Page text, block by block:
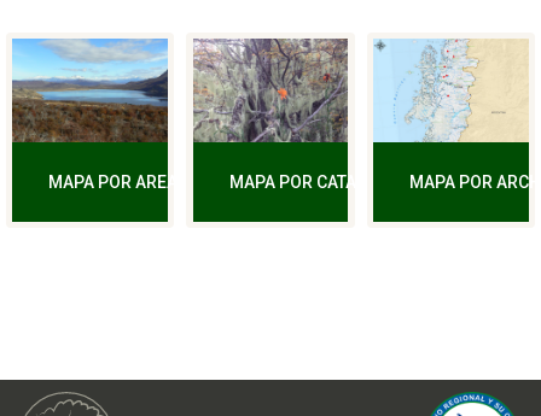
MAPA POR AREA MAPA POR CATALOGO MAPA POR